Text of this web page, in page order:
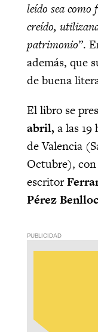
leído sea como
creído,
patrimonio”.
además, que
de buena
El libro se
abril,a las 19
de Valencia
Octubre),
escritor
Pérez
PUBLICIDAD